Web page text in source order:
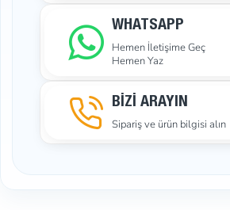
WHATSAPP
Hemen İletişime Geç
Hemen Yaz
BİZİ ARAYIN
Sipariş ve ürün bilgisi alın